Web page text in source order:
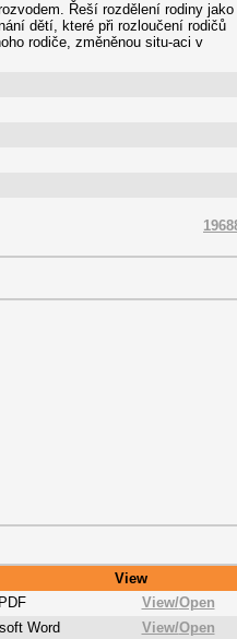
Řeší rozdělení rodiny jako
dětí, které při rozloučení rodičů
rodiče, změněnou situ-aci v
View
PDF View/Open
Word View/Open